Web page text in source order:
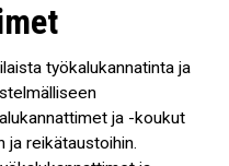
työkalukannatinta ja
ja -koukut
ja reikätaustoihin.